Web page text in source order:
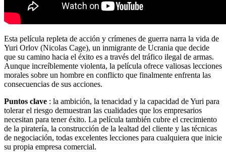
Esta película repleta de acción y crímenes de guerra narra la vida de
Yuri Orlov (Nicolas Cage), un inmigrante de Ucrania que decide
que su camino hacia el éxito es a través del tráfico ilegal de armas.
Aunque increíblemente violenta, la película ofrece valiosas lecciones
morales sobre un hombre en conflicto que finalmente enfrenta las
consecuencias de sus acciones.
Puntos clave : la ambición, la tenacidad y la capacidad de Yuri para
tolerar el riesgo demuestran las cualidades que los empresarios
necesitan para tener éxito. La película también cubre el crecimiento
de la piratería, la construcción de la lealtad del cliente y las técnicas
de negociación, todas excelentes lecciones para cualquiera que inicie
su propia empresa comercial.